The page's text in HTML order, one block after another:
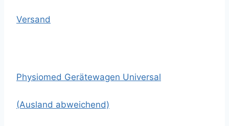
Versand
Physiomed Gerätewagen Universal
(Ausland abweichend)